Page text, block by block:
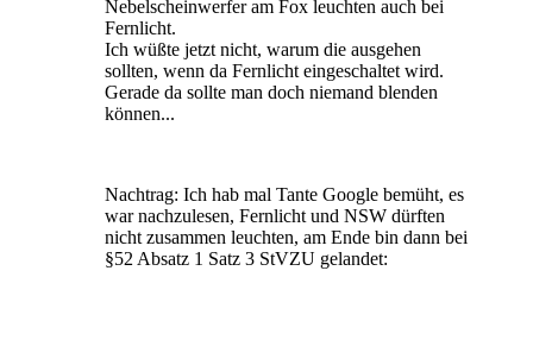
Nebelscheinwerfer am Fox leuchten auch bei
Fernlicht.
Ich wüßte jetzt nicht, warum die ausgehen
sollten, wenn da Fernlicht eingeschaltet wird.
Gerade da sollte man doch niemand blenden
können...
Nachtrag: Ich hab mal Tante Google bemüht, es
war nachzulesen, Fernlicht und NSW dürften
nicht zusammen leuchten, am Ende bin dann bei
§52 Absatz 1 Satz 3 StVZU gelandet: